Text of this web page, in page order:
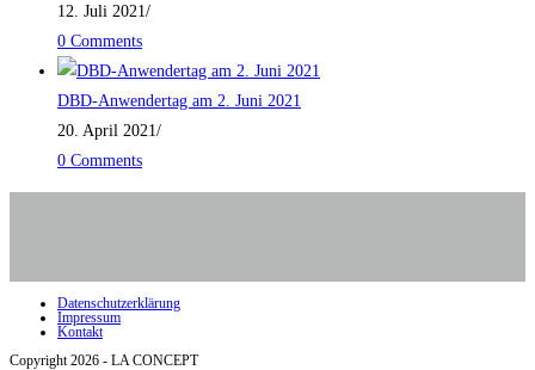
12. Juli 2021/
0 Comments
DBD-Anwendertag am 2. Juni 2021
20. April 2021/
0 Comments
Datenschutzerklärung
Impressum
Kontakt
Copyright 2026 - LA CONCEPT